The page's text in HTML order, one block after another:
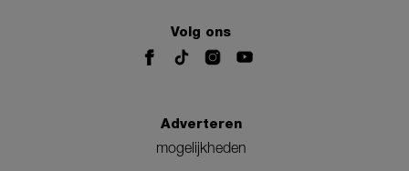
Volg ons
Adverteren
mogelijkheden